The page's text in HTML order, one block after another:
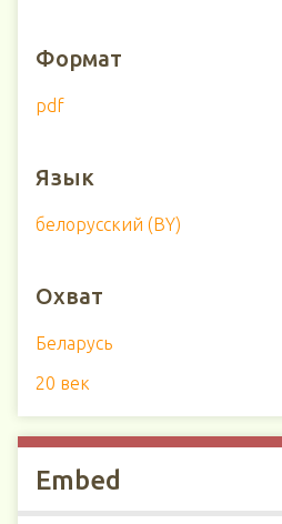
Формат
pdf
Язык
белорусский (BY)
Охват
Беларусь
20 век
Embed